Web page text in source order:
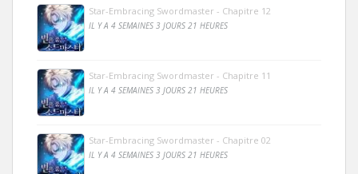
Star-Embracing Swordmaster - Chapitre 12
IL Y A 4 SEMAINES 3 JOURS 21 HEURES
Star-Embracing Swordmaster - Chapitre 11
IL Y A 4 SEMAINES 3 JOURS 21 HEURES
Star-Embracing Swordmaster - Chapitre 02
IL Y A 4 SEMAINES 3 JOURS 21 HEURES